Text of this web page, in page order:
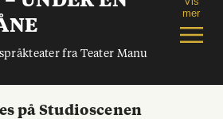
fra Teater Manu
mer
på Studioscenen